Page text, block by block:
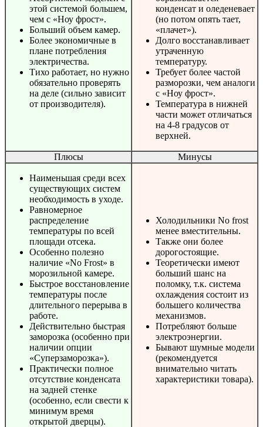
этой системой большем,
чем с «Ноу фрост».
Больший объем камер.
Более экономичные в
плане потребления
электричества.
Тихо работает, но нужно
обязательно проверять
на деле (сильно зависит
от производителя).
конденсат и оледеневает
(но потом опять тает,
«плачет»).
Долго восстанавливает
утраченную
температуру.
Требует более частой
разморозки, чем аналоги
с «Ноу фрост».
Температура в нижней
части может отличаться
на 4-8 градусов от
верхней.
Плюсы Минусы
Наименьшая среди всех
существующих систем
необходимость в уходе.
Равномерное
распределение
температуры по всей
площади отсека.
Особенно полезно
наличие «No Frost» в
морозильной камере.
Быстрое восстановление
температуры после
длительного перерыва в
работе.
Действительно быстрая
заморозка (особенно при
наличии опции
«Суперзаморозка»).
Практически полное
отсутствие конденсата
на задней стенке
(особенно, если свести к
минимум время
открытой дверцы).
Холодильники No frost
менее вместительны.
Также они более
дорогостоящие.
Теоретически имеют
больший шанс на
поломку, т.к. система
охлаждения состоит из
большего количества
механизмов.
Потребляют больше
электроэнергии.
Бывают шумные модели
(рекомендуется
внимательно читать
характеристики товара).